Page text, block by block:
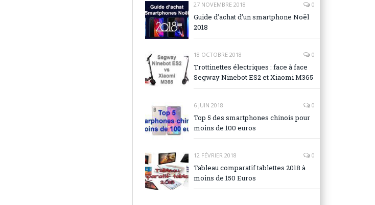
27 NOVEMBRE 2018 0
Guide d’achat d’un smartphone Noël
2018
18 OCTOBRE 2018 0
Trottinettes électriques : face à face
Segway Ninebot ES2 et Xiaomi M365
6 JUIN 2018 0
Top 5 des smartphones chinois pour
moins de 100 euros
12 FÉVRIER 2018 0
Tableau comparatif tablettes 2018 à
moins de 150 Euros